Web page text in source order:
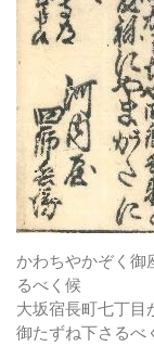
かわちやかぞく御
るべく候
大坂宿長町七丁目
御たずね下さるべ